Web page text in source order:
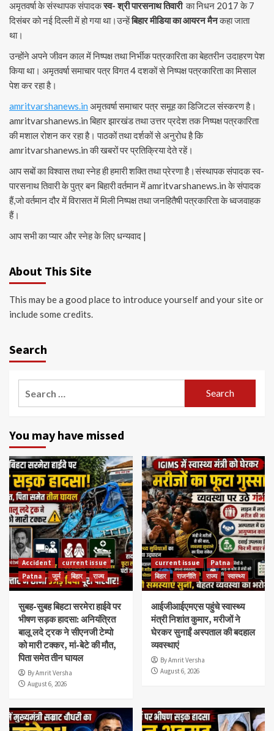
अमृतवर्षा के संस्थापक संपादकस्व- श्री पारसनाथ तिवारीका निधन 2017 के 7
दिसंबर को नई दिल्ली में हो गया था।उन्हेंबिहार मीडिया का आयरन मैनकहा जाता
था।
उन्होंने अपने जीवन काल में निष्पक्ष तथा निर्भीक पत्रकारिता का बेहतरीन उदाहरण पेश
किया था। अमृतवर्षा समाचार पत्र विगत 4 दशकों से निष्पक्ष पत्रकारिता का मिसाल
पेश कर रहा है।
amritvarshanews.in अमृतवर्षा समाचार पत्र समूह का डिजिटल संस्करण है।
amritvarshanews.in बिहार झारखंड तथा उत्तर प्रदेश तक निष्पक्ष पत्रकारिता
की मशाल रोशन कर रहा है। पाठकों तथा दर्शकों से अनुरोध है कि
amritvarshanews.in की खबरों पर प्रतिक्रिया देते रहें।
आप सबों का विश्वास तथा स्नेह ही हमारी शक्ति तथा प्रेरणा है।संस्थापक संपादक स्व-
पारसनाथ तिवारी के पुत्र बन बिहारी वर्तमान में amritvarshanews.in के संपादक
हैं,जो वर्तमान दौर में विरासत में मिली निष्पक्ष तथा जनहितैषी पत्रकारिता के ध्वजवाहक
हैं।
आप सभी का प्यार और स्नेह के लिए धन्यवाद |
About This Site
This may be a good place to introduce yourself and your site or
include some credits.
Search
You may have missed
Accident
current issue
Patna
जुर्म बिहार राज्य
सुबह-सुबह बिहटा सरमेरा हाईवे पर
भीषण सड़क हादसा: अनियंत्रित
बालू लदे ट्रक ने सीएनजी टेम्पो
को मारी टक्कर, मां-बेटे की मौत,
पिता समेत तीन घायल
By Amrit Versha
August 6, 2026
current issue
Patna
बिहार
राजनीति राज्य स्वास्थ्य
आईजीआईएमएस पहुंचे स्वास्थ्य
मंत्री निशांत कुमार, मरीजों ने
घेरकर सुनाईं अस्पताल की बदहाल
व्यवस्थाएं
By Amrit Versha
August 6, 2026